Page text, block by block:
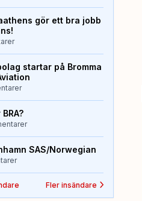
gör ett bra jobb
startar på Bromma
SAS/Norwegian
Fler insändare